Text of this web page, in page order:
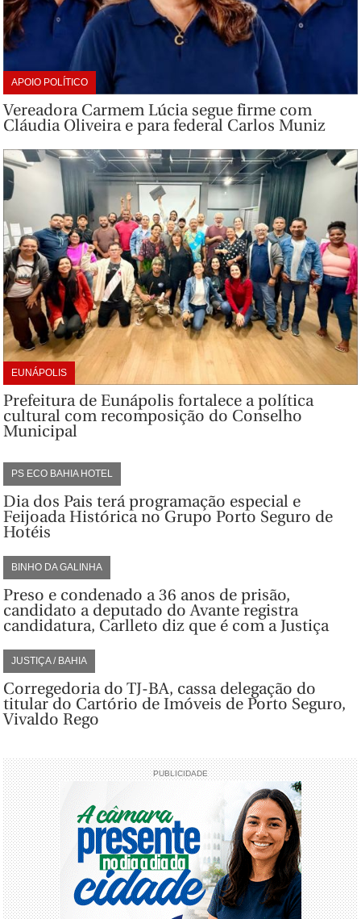
APOIO POLÍTICO
Vereadora Carmem Lúcia segue firme com
Cláudia Oliveira e para federal Carlos Muniz
EUNÁPOLIS
Prefeitura de Eunápolis fortalece a política
cultural com recomposição do Conselho
Municipal
PS ECO BAHIA HOTEL
Dia dos Pais terá programação especial e
Feijoada Histórica no Grupo Porto Seguro de
Hotéis
BINHO DA GALINHA
Preso e condenado a 36 anos de prisão,
candidato a deputado do Avante registra
candidatura, Carlleto diz que é com a Justiça
JUSTIÇA / BAHIA
Corregedoria do TJ-BA, cassa delegação do
titular do Cartório de Imóveis de Porto Seguro,
Vivaldo Rego
PUBLICIDADE